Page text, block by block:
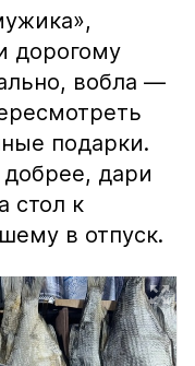
дорогому
вобла —
подарки.
дари
стол к
в отпуск.